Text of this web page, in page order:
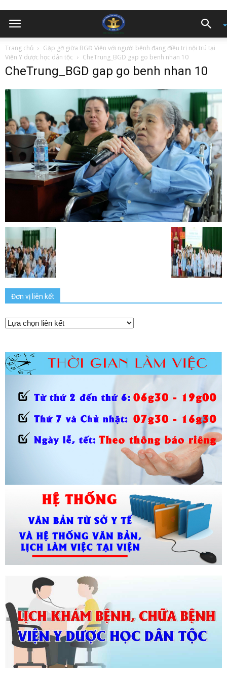
Trang chủ
Gặp gỡ giữa BGĐ Viện với người bệnh đang điều trị nội trú tại
Viện Y dược học dân tộc
CheTrung_BGD gap go benh nhan 10
CheTrung_BGD gap go benh nhan 10
Đơn vị liên kết